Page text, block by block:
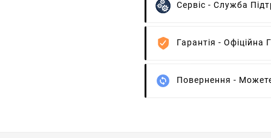
Сервіс - Служба
Гарантія - Офіційна
Повернення -